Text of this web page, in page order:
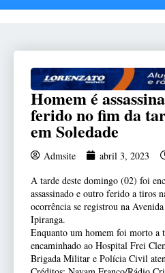
Homem é
ferido no fim da
em Soledade
Admsite abril 3, 2023
A tarde deste domingo (02) foi
assassinado e outro ferido a tiros
ocorrência se registrou na
Ipiranga.
Enquanto um homem foi morto
encaminhado ao Hospital Frei
Brigada Militar e Polícia Civil